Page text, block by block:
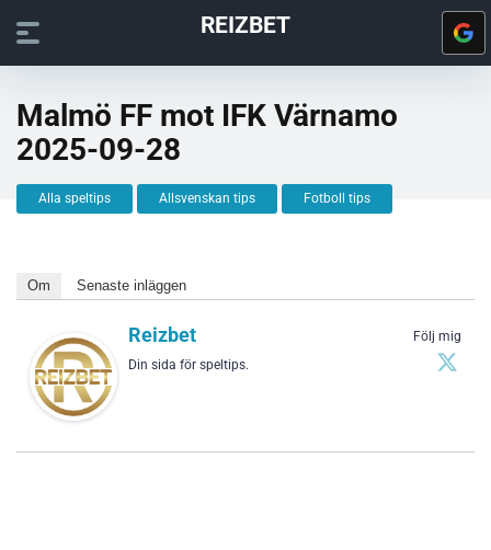
REIZBET
Malmö FF mot IFK Värnamo
2025-09-28
Alla speltips Allsvenskan tips Fotboll tips
Om Senaste inläggen
Följ mig
Reizbet
Din sida för speltips.